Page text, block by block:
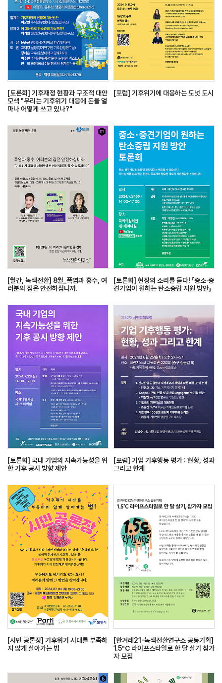
[토론회] 기후재정 현황과 구조적 대안
모색 "우리는 기후위기 대응에 돈을 얼
마나 어떻게 쓰고 있나?"
[포럼] 기후위기에 대응하는 도넛 도시
[월간, 녹색전환] 8월_폭염과 홍수, 여
러분의 집은 안전하십니까.
[토론회] 현장의 소리를 듣다! 「중소·중
견기업이 원하는 탄소중립 지원 방안」
[토론회] 국내 기업의 지속가능성을 위
한 기후 공시 방향 제안
[포럼] 기업 기후행동 평가 : 현황, 성과
그리고 한계
[시민 공론장] 기후위기 시대를 부족하
지 않게 살아가는 법
[한겨레21-녹색전환연구소 공동기획]
1.5℃ 라이프스타일로 한 달 살기 참가
자 모집